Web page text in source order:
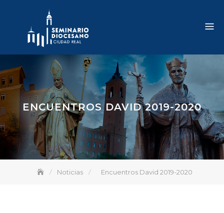
ENCUENTROS DAVID 2019-2020
Noticias Encuentros David 2019-2020